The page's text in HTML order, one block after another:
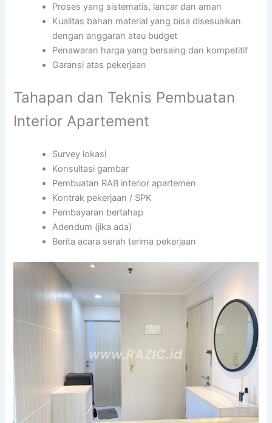
Proses yang sistematis, lancar dan aman
Kualitas bahan material yang bisa disesuaikan
dengan anggaran atau budget
Penawaran harga yang bersaing dan kompetitif
Garansi atas pekerjaan
Tahapan dan Teknis Pembuatan
Interior Apartement
Survey lokasi
Konsultasi gambar
Pembuatan RAB interior apartemen
Kontrak pekerjaan / SPK
Pembayaran bertahap
Adendum (jika ada)
Berita acara serah terima pekerjaan